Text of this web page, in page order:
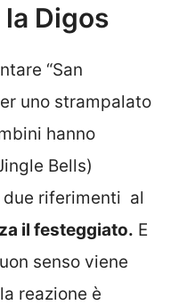
Digos
“San
uno strampalato
hanno
Bells)
due riferimenti al
il festeggiato. E
senso viene
reazione è